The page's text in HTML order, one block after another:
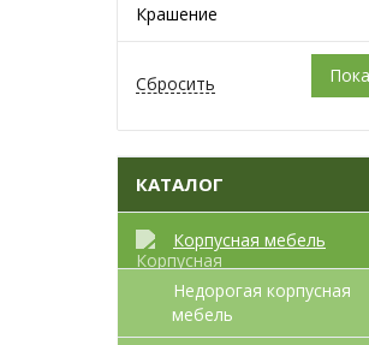
Крашение
КАТАЛОГ
Корпусная мебель
Недорогая корпусная
мебель